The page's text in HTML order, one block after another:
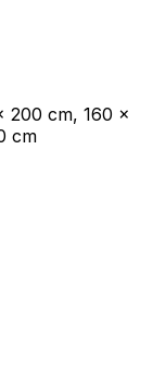
200 cm, 160 x
cm